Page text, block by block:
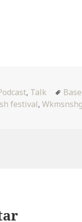
, Talk Tags
festival,Wkmsnshg